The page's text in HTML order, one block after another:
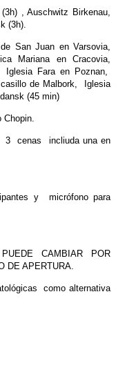
, Auschwitz Birkenau,
(3h).
San Juan en Varsovia,
Mariana en Cracovia,
Fara en Poznan,
de Malbork, Iglesia
(45 min)
3 cenas incliuda una en
y micrófono para
CAMBIAR POR
DE APERTURA.
como alternativa